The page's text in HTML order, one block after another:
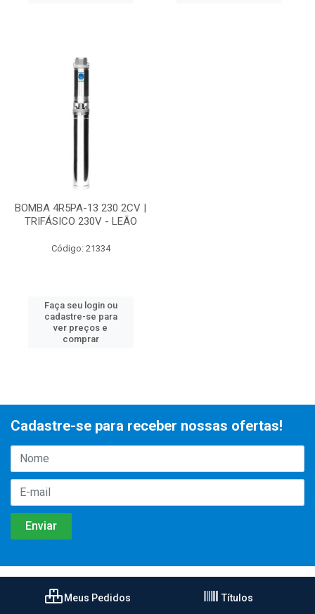
BOMBA 4R5PA-13 230 2CV |
TRIFÁSICO 230V - LEÃO
Código: 21334
Faça seu login ou
cadastre-se para
ver preços e
comprar
Cadastre-se para receber nossas ofertas!
Meus Pedidos Títulos